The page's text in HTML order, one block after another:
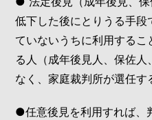
低下した後にとりうる手
ていないうちに利用する
る人（成年後見人、保佐
なく、家庭裁判所が選任す
●任意後見を利用すれば、